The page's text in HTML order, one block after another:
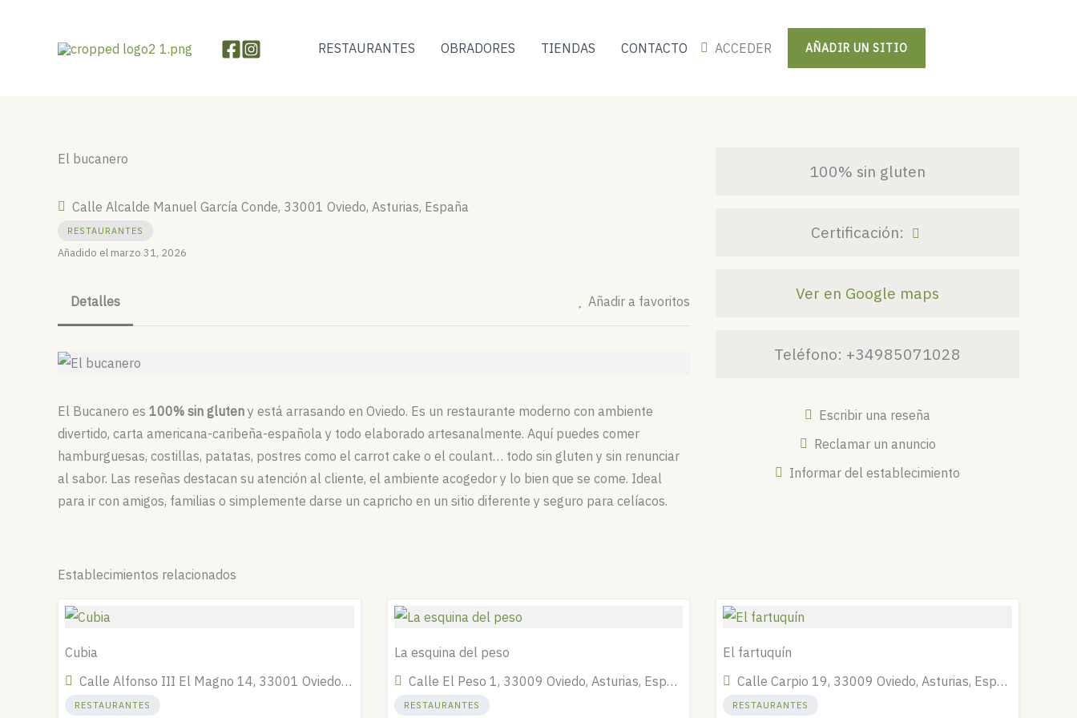
RESTAURANTES OBRADORES TIENDAS CONTACTO ACCEDER AÑADIR UN SITIO
El bucanero
Calle Alcalde Manuel García Conde, 33001 Oviedo, Asturias, España
RESTAURANTES
Añadido el marzo 31, 2026
Detalles Añadir a favoritos
El Bucanero es 100% sin gluten y está arrasando en Oviedo. Es un restaurante moderno con ambiente
divertido, carta americana-caribeña-española y todo elaborado artesanalmente. Aquí puedes comer
hamburguesas, costillas, patatas, postres como el carrot cake o el coulant… todo sin gluten y sin renunciar
al sabor. Las reseñas destacan su atención al cliente, el ambiente acogedor y lo bien que se come. Ideal
para ir con amigos, familias o simplemente darse un capricho en un sitio diferente y seguro para celíacos.
100% sin gluten
Certificación:
Ver en Google maps
Teléfono: +34985071028
Escribir una reseña
Reclamar un anuncio
Informar del establecimiento
Establecimientos relacionados
Cubia
Calle Alfonso III El Magno 14, 33001 Oviedo, Asturias, España
RESTAURANTES
La esquina del peso
Calle El Peso 1, 33009 Oviedo, Asturias, España
RESTAURANTES
El fartuquín
Calle Carpio 19, 33009 Oviedo, Asturias, España
RESTAURANTES